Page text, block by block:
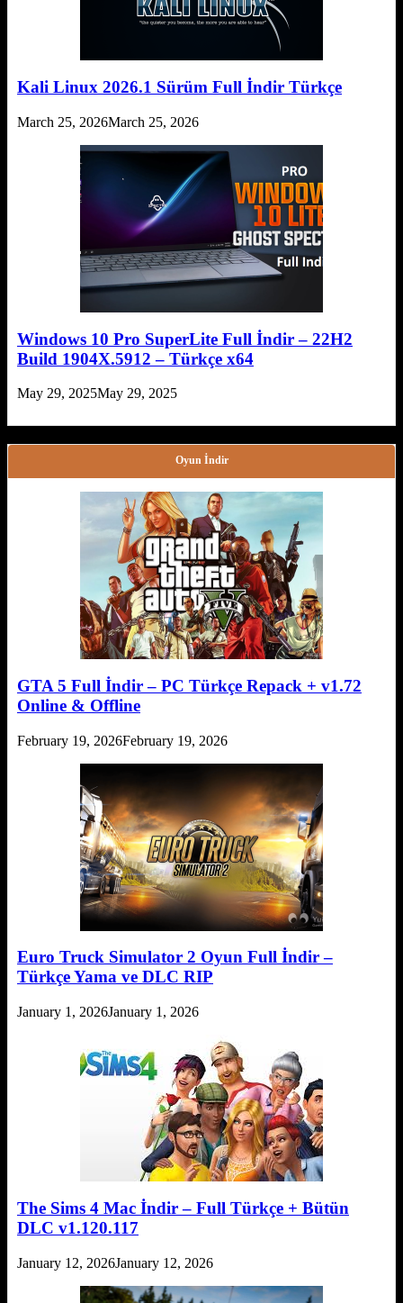
Kali Linux 2026.1 Sürüm Full İndir Türkçe
March 25, 2026March 25, 2026
Windows 10 Pro SuperLite Full İndir – 22H2
Build 1904X.5912 – Türkçe x64
May 29, 2025May 29, 2025
Oyun İndir
GTA 5 Full İndir – PC Türkçe Repack + v1.72
Online & Offline
February 19, 2026February 19, 2026
Euro Truck Simulator 2 Oyun Full İndir –
Türkçe Yama ve DLC RIP
January 1, 2026January 1, 2026
The Sims 4 Mac İndir – Full Türkçe + Bütün
DLC v1.120.117
January 12, 2026January 12, 2026